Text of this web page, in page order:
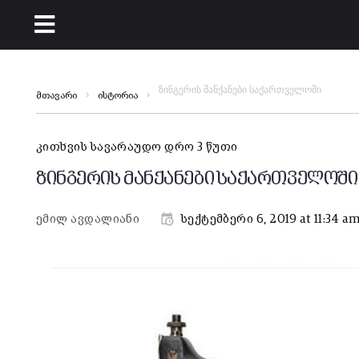
მთავარი ისტორია
ზინგერის მანქანები საქართველოში
კითხვის სავარაუდო დრო 3 წუთი
ზინგერის მანქანები საქართველოში
ემილ ავდალიანი სექტემბერი 6, 2019 at 11:34